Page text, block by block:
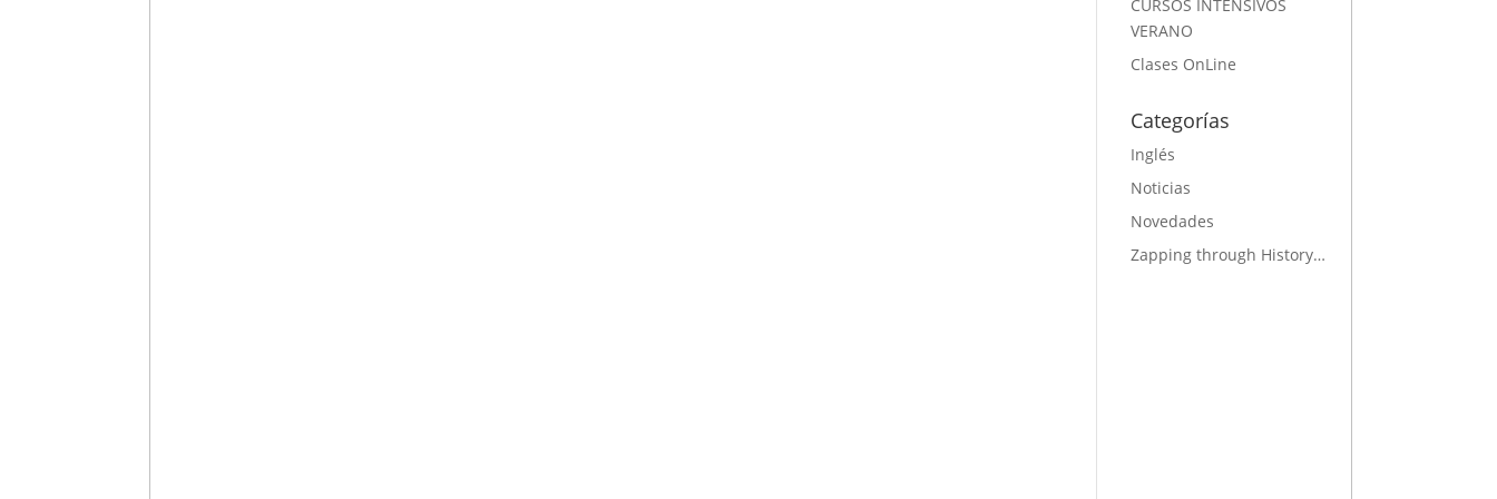
CURSOS INTENSIVOS
VERANO
Clases OnLine
Categorías
Inglés
Noticias
Novedades
Zapping through History…